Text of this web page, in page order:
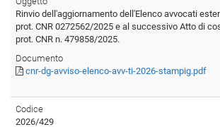
Rinvio dell'aggiornamento dell'Elenco avvocati
prot. CNR 0272562/2025 e al successivo Atto di
prot. CNR n. 479858/2025.
Documento
cnr-dg-avviso-elenco-avv-ti-2026-stampig.pdf
Codice
2026/429